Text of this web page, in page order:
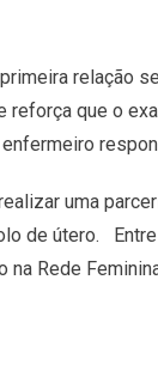
relação
que o
uma
de útero.
Rede